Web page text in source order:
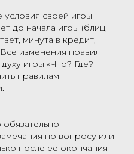
условия своей игры
до начала игры (блиц,
минута в кредит,
изменения правил
игры «Что? Где?
правилам
обязательно
по вопросу или
после её окончания —